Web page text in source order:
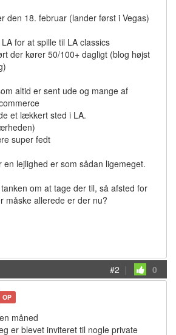
den 18. februar (lander først i Vegas)
for at spille til LA classics
der kører 50/100+ dagligt (blog højst
altid er sent ude og mange af
et lækkert sted i LA.
super fedt
en lejlighed er som sådan ligemeget.
om at tage der til, så afsted for
måske allerede er der nu?
#2 | 0
OP
måned
er blevet inviteret til nogle private